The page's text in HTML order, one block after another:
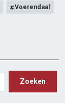
Voerendaal